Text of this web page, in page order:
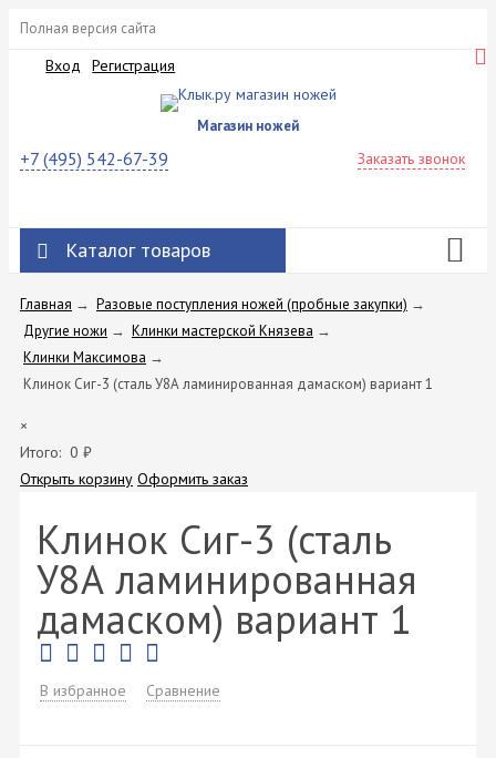
Полная версия сайта
Вход Регистрация
Магазин ножей
+7 (495) 542-67-39 Заказать звонок
Каталог товаров
Главная → Разовые поступления ножей (пробные закупки) →
Другие ножи → Клинки мастерской Князева →
Клинки Максимова →
Клинок Сиг-3 (сталь У8А ламинированная дамаском) вариант 1
×
Итого: 0 ₽
Открыть корзину Оформить заказ
Клинок Сиг-3 (сталь
У8А ламинированная
дамаском) вариант 1
В избранное Сравнение